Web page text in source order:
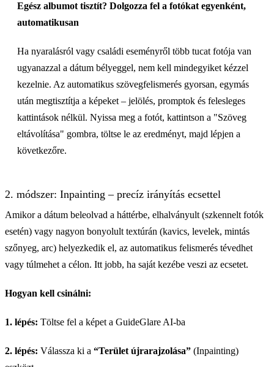
Egész albumot tisztít? Dolgozza fel a fotókat egyenként,
automatikusan
Ha nyaralásról vagy családi eseményről több tucat fotója van
ugyanazzal a dátum bélyeggel, nem kell mindegyiket kézzel
kezelnie. Az automatikus szövegfelismerés gyorsan, egymás
után megtisztítja a képeket – jelölés, promptok és felesleges
kattintások nélkül. Nyissa meg a fotót, kattintson a "Szöveg
eltávolítása" gombra, töltse le az eredményt, majd lépjen a
következőre.
2. módszer: Inpainting – precíz irányítás ecsettel
Amikor a dátum beleolvad a háttérbe, elhalványult (szkennelt fotók
esetén) vagy nagyon bonyolult textúrán (kavics, levelek, mintás
szőnyeg, arc) helyezkedik el, az automatikus felismerés tévedhet
vagy túlmehet a célon. Itt jobb, ha saját kezébe veszi az ecsetet.
Hogyan kell csinálni:
1. lépés: Töltse fel a képet a GuideGlare AI-ba
2. lépés: Válassza ki a “Terület újrarajzolása” (Inpainting)